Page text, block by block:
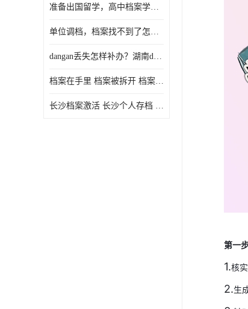
准备出国留学，高中档案学校发给我了怎么办？
单位调档，档案找不到了怎么办？
dangan丢失怎样补办？湖南dangan丢失补办流程介绍！
档案在手里 档案被拆开 档案补办 档案问题一站式服务
长沙档案激活 长沙个人存档 长沙档案存档
第一
1.核
2.生